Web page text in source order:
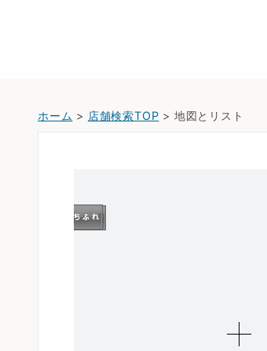
ホーム > 店舗検索TOP > 地図とリスト